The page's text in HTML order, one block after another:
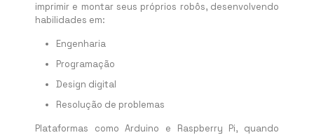
imprimir e montar seus próprios robôs, desenvolvendo
habilidades em:
Engenharia
Programação
Design digital
Resolução de problemas
Plataformas como Arduino e Raspberry Pi, quando